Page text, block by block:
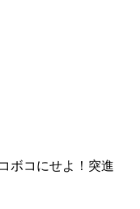
ボコにせよ！突進